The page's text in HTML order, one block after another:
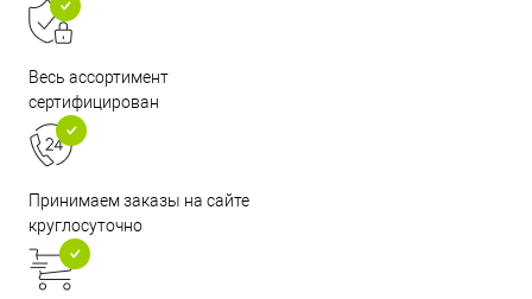
Весь ассортимент
сертифицирован
Принимаем заказы на сайте
круглосуточно